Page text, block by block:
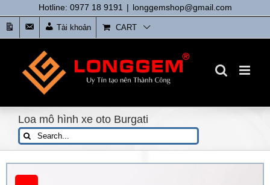
to
content
Hotline: 0977 18 9191 | longgemshop@gmail.com
tức
Liên
Hệ
Tài khoản CART
Loa mô hình xe oto Burgati
Search
for: